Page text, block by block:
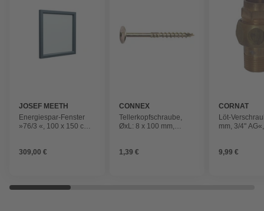
JOSEF MEETH
FENSTER UND
TÜREN
Energiespar-Fenster
»76/3 «, 100 x 150 cm
309,00 €
CONNEX
Tellerkopfschraube,
ØxL: 8 x 100 mm,
1,39 €
CORNAT
Löt-
mm, 3/4"
9,99 €